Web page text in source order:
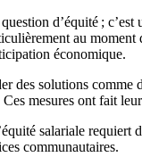
d’équité ;
au
économique.
solutions comme
mesures ont fait
salariale
communautaires.